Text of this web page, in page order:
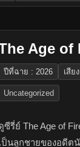
Age of
ปีที่ฉาย : 2026 เสีย
Uncategorized
ซีรี่ย์ The Age of
ป็นลูกชายของอดีต